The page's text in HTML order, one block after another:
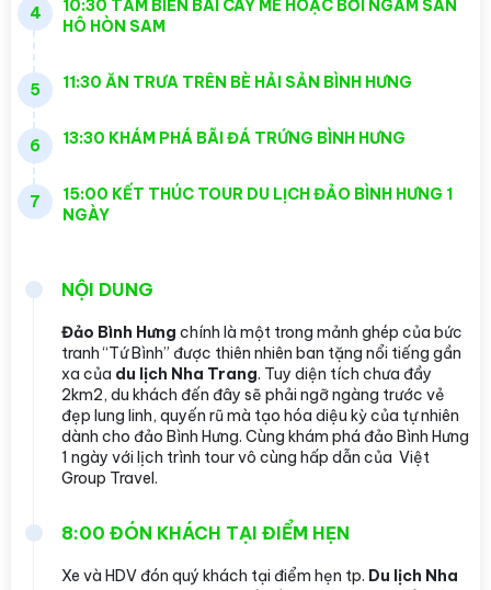
4
10:30 TẮM BIỂN BÃI CÂY ME HOẶC BƠI NGẮM SAN
HÔ HÒN SAM
5 11:30 ĂN TRƯA TRÊN BÈ HẢI SẢN BÌNH HƯNG
6 13:30 KHÁM PHÁ BÃI ĐÁ TRỨNG BÌNH HƯNG
7
15:00 KẾT THÚC TOUR DU LỊCH ĐẢO BÌNH HƯNG 1
NGÀY
NỘI DUNG
Đảo Bình Hưng chính là một trong mảnh ghép của bức
tranh “Tứ Bình” được thiên nhiên ban tặng nổi tiếng gần
xa của du lịch Nha Trang. Tuy diện tích chưa đầy
2km2, du khách đến đây sẽ phải ngỡ ngàng trước vẻ
đẹp lung linh, quyến rũ mà tạo hóa diệu kỳ của tự nhiên
dành cho đảo Bình Hưng. Cùng khám phá đảo Bình Hưng
1 ngày với lịch trình tour vô cùng hấp dẫn của Việt
Group Travel.
8:00 ĐÓN KHÁCH TẠI ĐIỂM HẸN
Xe và HDV đón quý khách tại điểm hẹn tp. Du lịch Nha